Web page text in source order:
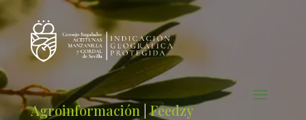
Agroinformación |Feedzy